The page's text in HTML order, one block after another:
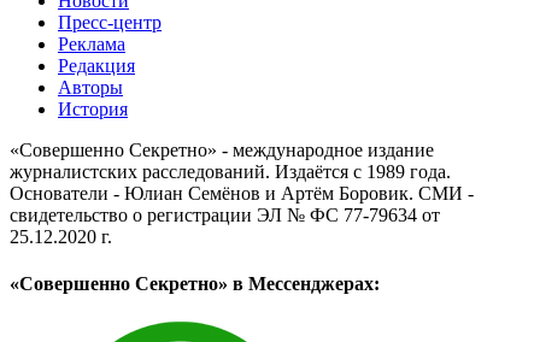
Пресс-центр
Реклама
Редакция
Авторы
История
«Совершенно Секретно» - международное издание
журналистских расследований. Издаётся с 1989 года.
Основатели - Юлиан Семёнов и Артём Боровик. CМИ -
свидетельство о регистрации ЭЛ № ФС 77-79634 от
25.12.2020 г.
«Совершенно Секретно» в Мессенджерах: